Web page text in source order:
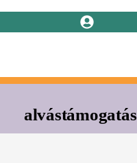
alvástámogatás